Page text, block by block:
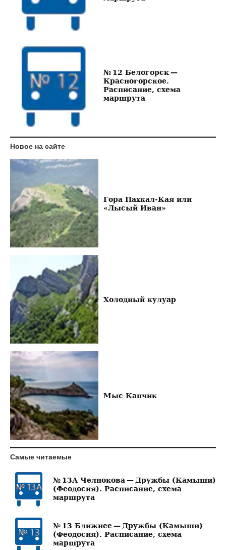
№ 12 Белогорск —
Красногорское.
Расписание, схема
маршрута
Новое на сайте
Гора Пахкал-Кая или
«Лысый Иван»
Холодный кулуар
Мыс Капчик
Самые читаемые
№ 13А Челнокова — Дружбы (Камыши)
(Феодосия). Расписание, схема
маршрута
№ 13 Ближнее — Дружбы (Камыши)
(Феодосия). Расписание, схема
маршрута